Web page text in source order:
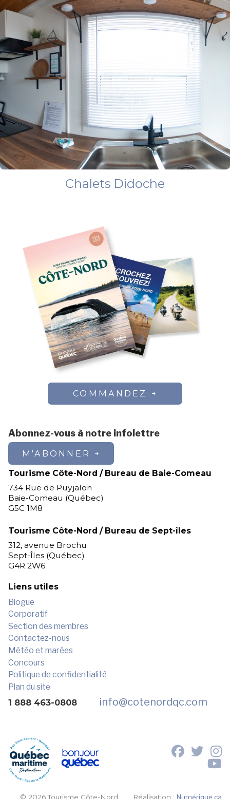
Chalets Didoche
COMMANDEZ
Abonnez-vous à notre infolettre
M'ABONNER
Tourisme Côte-Nord / Bureau de Baie-Comeau
734 Rue de Puyjalon
Baie-Comeau (Québec)
G5C 1M8
Tourisme Côte-Nord / Bureau de Sept-îles
312, avenue Brochu
Sept-Îles (Québec)
G4R 2W6
Liens utiles
Blogue
Corporatif
Section des membres
Contactez-nous
Météo et marées
Concours
Politique de confidentialité
Plan du site
1 888 463-0808 info@cotenordqc.com
© 2026 Tourisme Côte-Nord. Réalisation :Numérique.ca